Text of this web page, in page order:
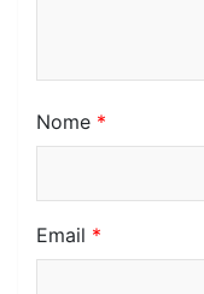
Nome *
Email *